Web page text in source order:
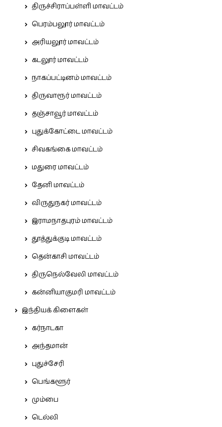
திருச்சிராப்பள்ளி மாவட்டம்
பெரம்பலூர் மாவட்டம்
அரியலூர் மாவட்டம்
கடலூர் மாவட்டம்
நாகப்பட்டினம் மாவட்டம்
திருவாரூர் மாவட்டம்
தஞ்சாவூர் மாவட்டம்
புதுக்கோட்டை மாவட்டம்
சிவகங்கை மாவட்டம்
மதுரை மாவட்டம்
தேனி மாவட்டம்
விருதுநகர் மாவட்டம்
இராமநாதபுரம் மாவட்டம்
தூத்துக்குடி மாவட்டம்
தென்காசி மாவட்டம்
திருநெல்வேலி மாவட்டம்
கன்னியாகுமரி மாவட்டம்
இந்தியக் கிளைகள்
கர்நாடகா
அந்தமான்
புதுச்சேரி
பெங்களூர்
மும்பை
டெல்லி